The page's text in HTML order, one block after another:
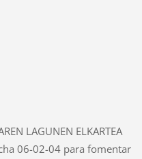
LAGUNEN ELKARTEA
06-02-04 para fomentar